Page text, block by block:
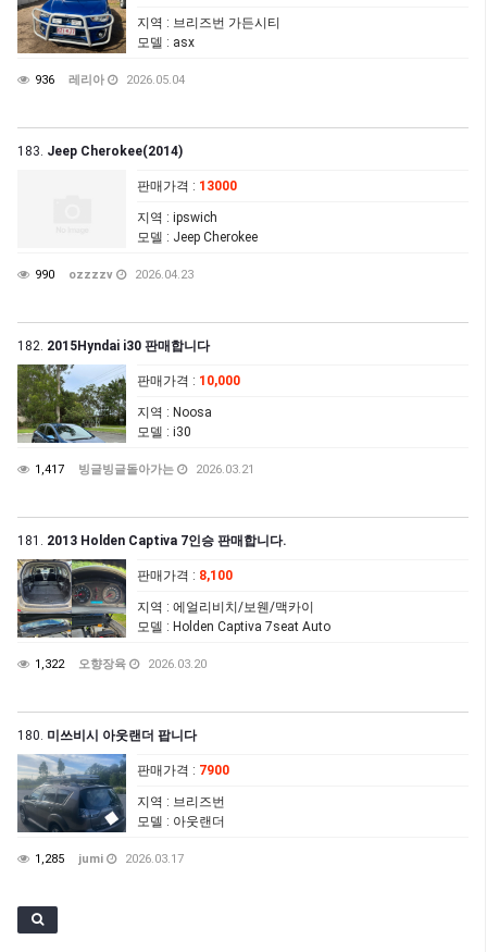
지역 : 브리즈번 가든시티
모델 : asx
936 레리아 2026.05.04
183. Jeep Cherokee(2014)
판매가격 : 13000
지역 : ipswich
모델 : Jeep Cherokee
990 ozzzzv 2026.04.23
182. 2015Hyndai i30 판매합니다
판매가격 : 10,000
지역 : Noosa
모델 : i30
1,417 빙글빙글돌아가는 2026.03.21
181. 2013 Holden Captiva 7인승 판매합니다.
판매가격 : 8,100
지역 : 에얼리비치/보웬/맥카이
모델 : Holden Captiva 7seat Auto
1,322 오향장육 2026.03.20
180. 미쓰비시 아웃랜더 팝니다
판매가격 : 7900
지역 : 브리즈번
모델 : 아웃랜더
1,285 jumi 2026.03.17